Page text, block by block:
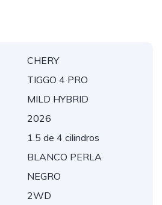
CHERY
TIGGO 4 PRO
MILD HYBRID
2026
1.5 de 4 cilindros
BLANCO PERLA
NEGRO
2WD